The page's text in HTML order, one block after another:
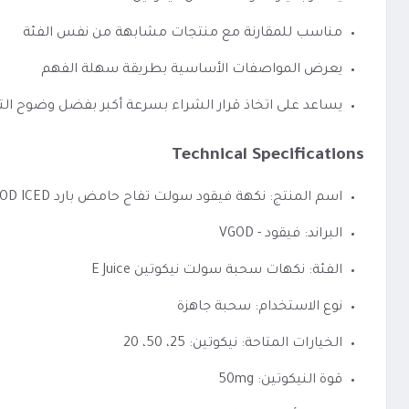
مناسب للمقارنة مع منتجات مشابهة من نفس الفئة
يعرض المواصفات الأساسية بطريقة سهلة الفهم
يساعد على اتخاذ قرار الشراء بسرعة أكبر بفضل وضوح
Technical Specifications
اسم المنتج: نكهة فيقود سولت تفاح حامض بارد Bomb Apple VGOD ICED
البراند: فيقود - VGOD
الفئة: نكهات سحبة سولت نيكوتين E Juice
نوع الاستخدام: سحبة جاهزة
الخيارات المتاحة: نيكوتين: 25، 50، 20
قوة النيكوتين: 50mg